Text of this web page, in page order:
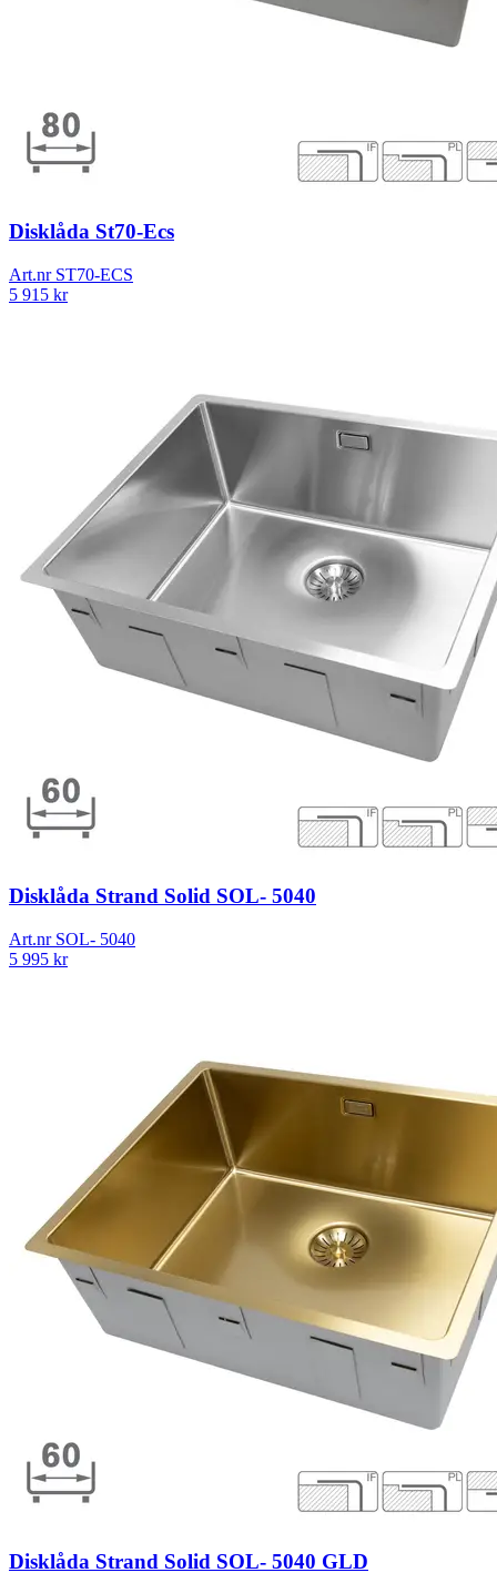
Disklåda St70-Ecs
Art.nr ST70-ECS
5 915 kr
Disklåda Strand Solid SOL- 5040
Art.nr SOL- 5040
5 995 kr
Disklåda Strand Solid SOL- 5040 GLD